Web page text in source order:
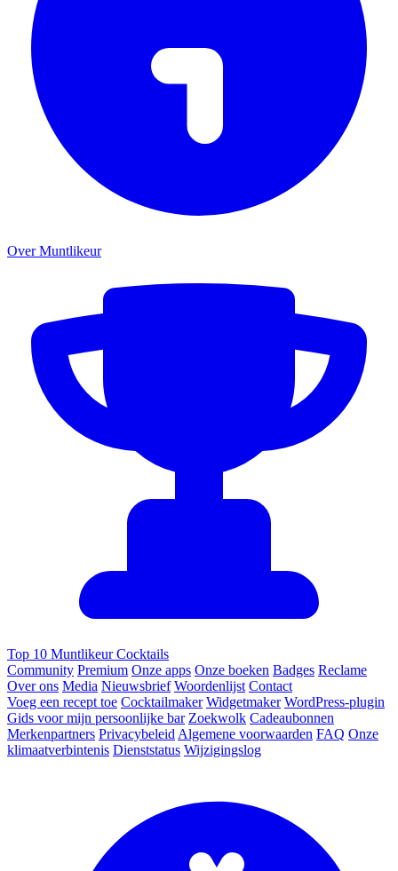
Over Muntlikeur
Top 10 Muntlikeur Cocktails
Community Premium Onze apps Onze boeken Badges Reclame
Over ons Media Nieuwsbrief Woordenlijst Contact
Voeg een recept toe Cocktailmaker Widgetmaker WordPress-plugin
Gids voor mijn persoonlijke bar Zoekwolk Cadeaubonnen
Merkenpartners Privacybeleid Algemene voorwaarden FAQ Onze
klimaatverbintenis Dienststatus Wijzigingslog